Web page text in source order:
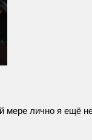
мере лично я ещё